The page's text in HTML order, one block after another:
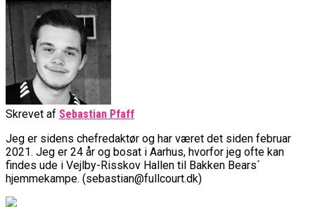
Skrevet af Sebastian Pfaff
Jeg er sidens chefredaktør og har været det siden februar
2021. Jeg er 24 år og bosat i Aarhus, hvorfor jeg ofte kan
findes ude i Vejlby-Risskov Hallen til Bakken Bears´
hjemmekampe. (sebastian@fullcourt.dk)